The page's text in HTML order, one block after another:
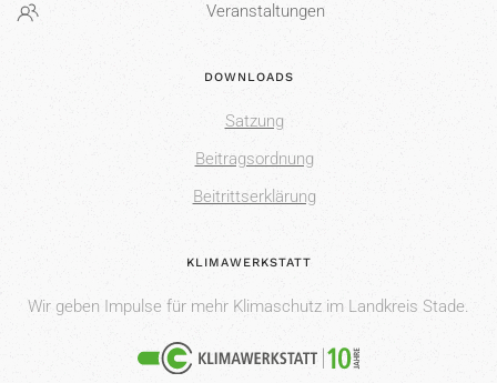
Veranstaltungen
DOWNLOADS
Satzung
Beitragsordnung
Beitrittserklärung
KLIMAWERKSTATT
Wir geben Impulse für mehr Klimaschutz im Landkreis Stade.